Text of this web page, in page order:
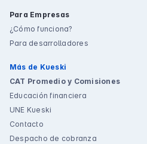
Para Empresas
¿Cómo funciona?
Para desarrolladores
Más de Kueski
CAT Promedio y Comisiones
Educación financiera
UNE Kueski
Contacto
Despacho de cobranza